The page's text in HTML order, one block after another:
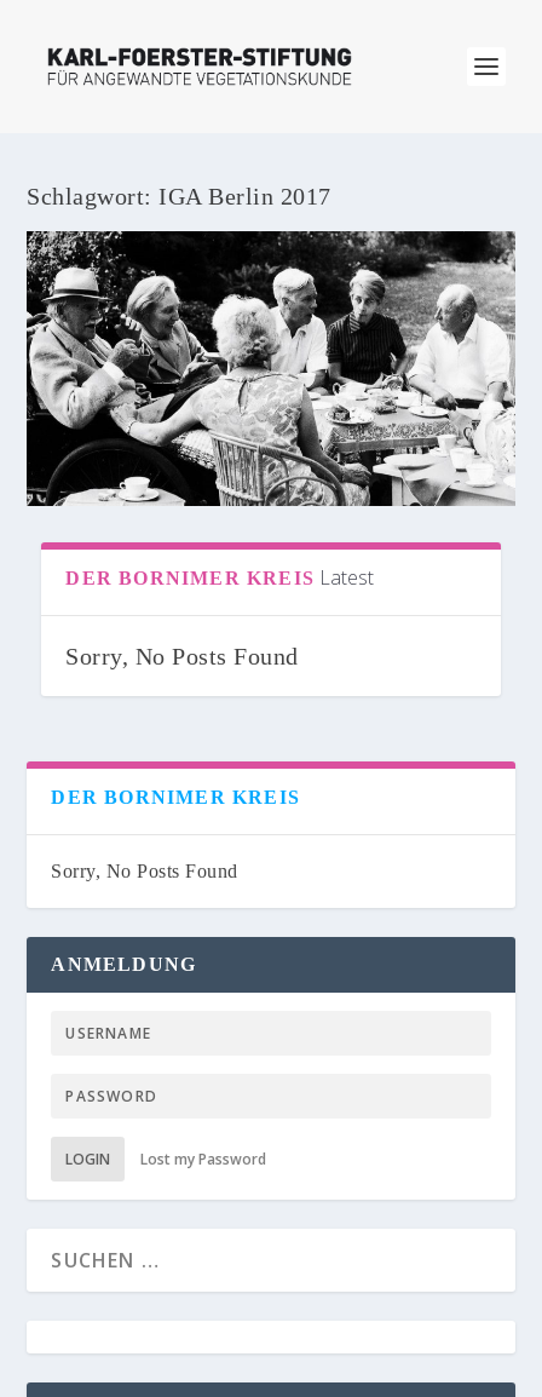
Schlagwort:IGA Berlin 2017
DER BORNIMER KREIS Latest
Sorry, No Posts Found
DER BORNIMER KREIS
Sorry, No Posts Found
ANMELDUNG
LOGIN Lost my Password